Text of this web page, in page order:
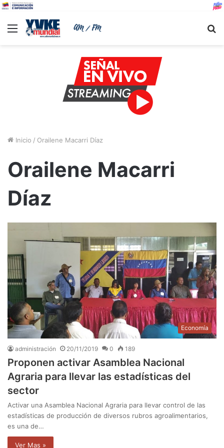
Menu
Inicio / Orailene Macarri Díaz
Orailene Macarri
Díaz
Economía
administración 20/11/2019 0 189
Proponen activar Asamblea Nacional
Agraria para llevar las estadísticas del
sector
Activar una Asamblea Nacional Agraria para llevar control de las
estadísticas de producción de diversos rubros agroalimentarios,
es una de…
Ver Mas »